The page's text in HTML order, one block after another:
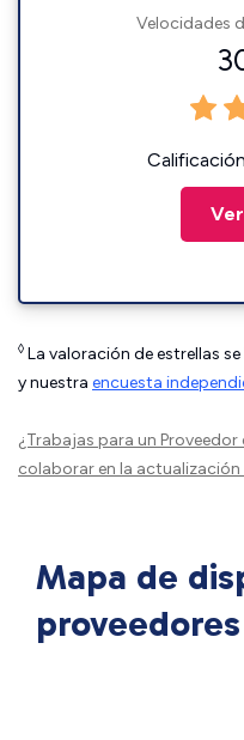
Velocidades
◊ La valoración de estrellas
y nuestra encuesta
¿Trabajas para un Proveedor
colaborar en la
Mapa de